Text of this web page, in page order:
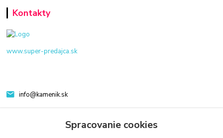
Kontakty
www.super-predajca.sk
info@kamenik.sk
Spracovanie cookies